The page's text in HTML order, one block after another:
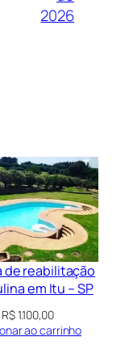
2026
de reabilitação
em Itu – SP
R$1.100,00
ao carrinho